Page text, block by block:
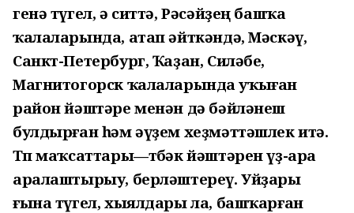
генә түгел, ә ситтә, Рәсәйҙең башҡа
ҡалаларында, атап әйткәндә, Мәскәү,
Санкт-Петербург, Ҡаҙан, Силәбе,
Магнитогорск ҡалаларында уҡыған
район йәштәре менән дә бәйләнеш
булдырған һәм әүҙем хеҙмәттәшлек итә.
Төп маҡсаттары—төбәк йәштәрен үҙ-ара
аралаштырыу, берләштереү. Уйҙары
ғына түгел, хыялдары ла, башҡарған